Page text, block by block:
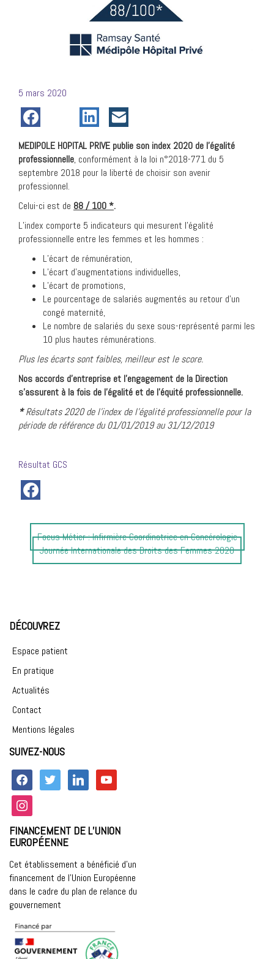
Posté
le
5 mars 2020
MEDIPOLE HOPITAL PRIVE publie son index 2020 de l’égalité
professionnelle, conformément à la loi n°2018-771 du 5
septembre 2018 pour la liberté de choisir son avenir
professionnel.
Celui-ci est de 88 / 100 *.
L’index comporte 5 indicateurs qui mesurent l’égalité
professionnelle entre les femmes et les hommes :
L’écart de rémunération,
L’écart d’augmentations individuelles,
L’écart de promotions,
Le pourcentage de salariés augmentés au retour d’un
congé maternité,
Le nombre de salariés du sexe sous-représenté parmi les
10 plus hautes rémunérations.
Plus les écarts sont faibles, meilleur est le score.
Nos accords d’entreprise et l’engagement de la Direction
s’assurent à la fois de l’égalité et de l’équité professionnelle.
*Résultats 2020 de l’index de l’égalité professionnelle pour la
période de référence du 01/01/2019 au 31/12/2019
Résultat GCS
Article
précédent
:
Focus Métier : Infirmière Coordinatrice en Cancérologie
Article
suivant
Journée Internationale des Droits des Femmes 2020
DÉCOUVREZ
Espace patient
En pratique
Actualités
Contact
Mentions légales
SUIVEZ-NOUS
facebooktwitter linkedin youtube
instagram
FINANCEMENT DE L’UNION
EUROPÉENNE
Cet établissement a bénéficié d’un
financement de l’Union Européenne
dans le cadre du plan de relance du
gouvernement